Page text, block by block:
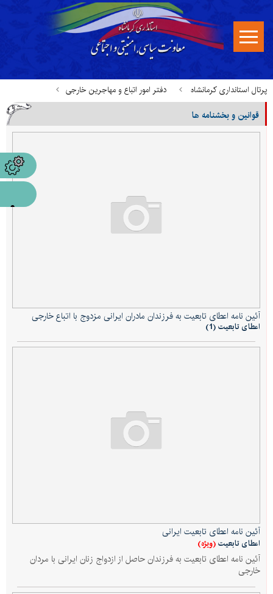
پرتال استانداری کرمانشاه دفتر امور اتباع و مهاجرین خارجی
قوانین، بخشنامه ها و مستندات
قوانین و بخشنامه ها
آئین نامه اعطای تابعیت به فرزندان مادران ایرانی مزدوج با اتباع خارجی
اعطای تابعیت (1)
آئین نامه اعطای تابعیت ایرانی
اعطای تابعیت(ویژه)
آئین نامه اعطای تابعیت به فرزندان حاصل از ازدواج زنان ایرانی با مردان
خارجی